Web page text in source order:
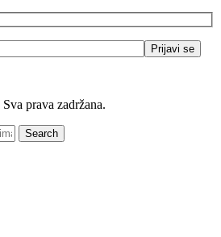
prava zadržana.
Search